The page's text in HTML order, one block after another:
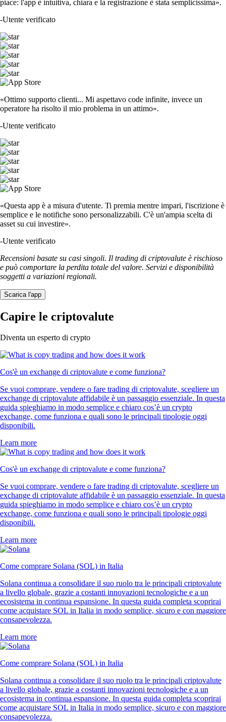
piace: l'app è intuitiva, chiara e la registrazione è stata semplicissima».
-Utente verificato
«Ottimo supporto clienti... Mi aspettavo code infinite, invece un
operatore ha risolto il mio problema in un attimo».
-Utente verificato
«Questa app è a misura d'utente. Ti premia mentre impari, l'iscrizione è
semplice e le notifiche sono personalizzabili. C'è un'ampia scelta di
asset su cui investire».
-Utente verificato
Recensioni basate su casi singoli. Il trading di criptovalute è rischioso
e può comportare la perdita totale del valore. Servizi e disponibilità
soggetti a variazioni regionali.
Scarica l'app
Capire le criptovalute
Diventa un esperto di crypto
Cos'è un exchange di criptovalute e come funziona?
Se vuoi comprare, vendere o fare trading di criptovalute, scegliere un
exchange di criptovalute affidabile è un passaggio essenziale. In questa
guida spieghiamo in modo semplice e chiaro cos’è un crypto
exchange, come funziona e quali sono le principali tipologie oggi
disponibili.
Learn more
Cos'è un exchange di criptovalute e come funziona?
Se vuoi comprare, vendere o fare trading di criptovalute, scegliere un
exchange di criptovalute affidabile è un passaggio essenziale. In questa
guida spieghiamo in modo semplice e chiaro cos’è un crypto
exchange, come funziona e quali sono le principali tipologie oggi
disponibili.
Learn more
Come comprare Solana (SOL) in Italia
Solana continua a consolidare il suo ruolo tra le principali criptovalute
a livello globale, grazie a costanti innovazioni tecnologiche e a un
ecosistema in continua espansione. In questa guida completa scoprirai
come acquistare SOL in Italia in modo semplice, sicuro e con maggiore
consapevolezza.
Learn more
Come comprare Solana (SOL) in Italia
Solana continua a consolidare il suo ruolo tra le principali criptovalute
a livello globale, grazie a costanti innovazioni tecnologiche e a un
ecosistema in continua espansione. In questa guida completa scoprirai
come acquistare SOL in Italia in modo semplice, sicuro e con maggiore
consapevolezza.